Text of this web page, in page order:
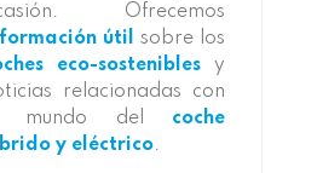
Ofrecemos
útil
sobre los
eco-sostenibles y
relacionadas con
mundo del coche
y eléctrico.